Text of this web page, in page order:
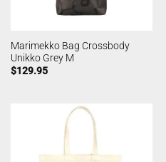
Marimekko Bag Crossbody
Unikko Grey M
$129.95